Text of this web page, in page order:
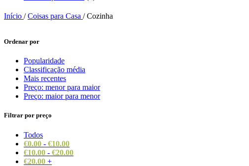
Início / Coisas para Casa / Cozinha
Ordenar por
Popularidade
Classificação média
Mais recentes
Preço: menor para maior
Preço: maior para menor
Filtrar por preço
Todos
€0.00 - €10.00
€10.00 - €20.00
€20.00 +